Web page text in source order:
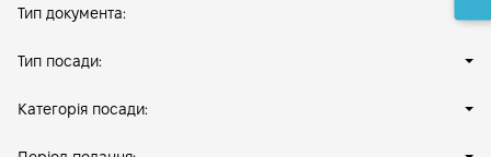
Тип документа:
Тип посади:
Категорія посади: